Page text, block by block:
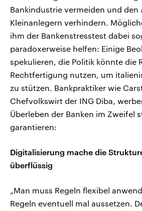
Bankindustrie vermeiden und den
Kleinanlegern verhindern.
ihm der Bankenstresstest dabei
paradoxerweise helfen: Einige
spekulieren, die Politik könnte die
Rechtfertigung nutzen, um
zu stützen. Bankpraktiker wie
Chefvolkswirt der ING Diba,
Überleben der Banken im Zweifel
garantieren:
Digitalisierung mache die
überflüssig
„Man muss Regeln flexibel
Regeln eventuell mal aussetzen.